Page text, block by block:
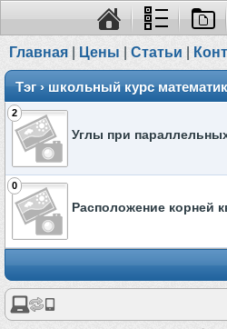
Главная Цены Статьи
Тэг › школьный курс
2
Углы при
0
Расположение корней